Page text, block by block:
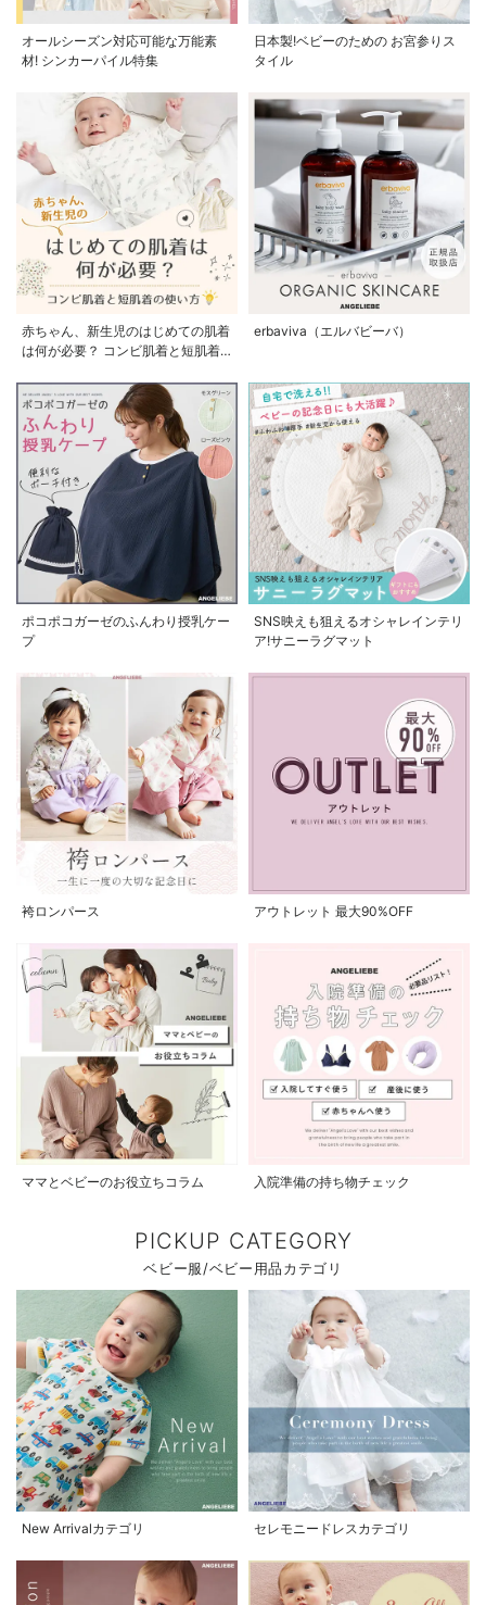
オールシーズン対応可能な万能素
材! シンカーパイル特集
日本製!ベビーのための お宮参りス
タイル
赤ちゃん、新生児のはじめての肌着
は何が必要？ コンビ肌着と短肌着
erbaviva（エルバビーバ）
ポコポコガーゼのふんわり授乳ケー
プ
SNS映えも狙えるオシャレインテリ
ア!サニーラグマット
袴ロンパース アウトレット 最大90%OFF
ママとベビーのお役立ちコラム 入院準備の持ち物チェック
PICKUP CATEGORY
ベビー服/ベビー用品カテゴリ
New Arrivalカテゴリ セレモニードレスカテゴリ